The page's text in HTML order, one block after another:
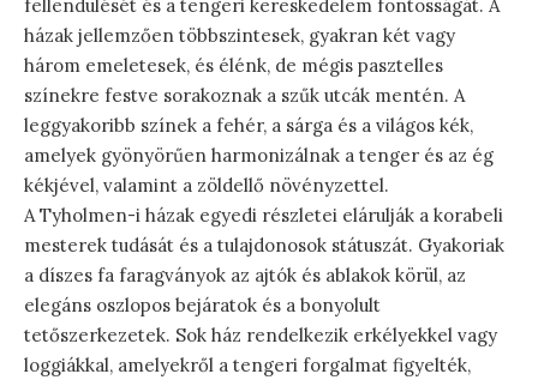
fellendülését és a tengeri kereskedelem fontosságát. A
házak jellemzően többszintesek, gyakran két vagy
három emeletesek, és élénk, de mégis pasztelles
színekre festve sorakoznak a szűk utcák mentén. A
leggyakoribb színek a fehér, a sárga és a világos kék,
amelyek gyönyörűen harmonizálnak a tenger és az ég
kékjével, valamint a zöldellő növényzettel.
A Tyholmen-i házak egyedi részletei elárulják a korabeli
mesterek tudását és a tulajdonosok státuszát. Gyakoriak
a díszes fa faragványok az ajtók és ablakok körül, az
elegáns oszlopos bejáratok és a bonyolult
tetőszerkezetek. Sok ház rendelkezik erkélyekkel vagy
loggiákkal, amelyekről a tengeri forgalmat figyelték,